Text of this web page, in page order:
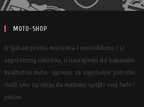
MOTO-SHOP
Iz ljubavi prema motorima i motociklizmu i iz
sopstvenog iskustva, u nastojanju da nabavimo
kvalitetnu moto- opremu za sopstvene potrebe,
došli smo na ideju da možemo spojiti svoj hobi i
posao.